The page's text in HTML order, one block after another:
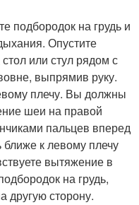
подбородок на грудь и
Опустите
или стул рядом с
выпрямив руку.
плечу. Вы должны
шеи на правой
пальцев вперед
к левому плечу
вытяжение в
на грудь,
другую сторону.